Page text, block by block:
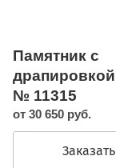
Памятник с
драпировкой
№ 11315
от 30 650 руб.
Заказать